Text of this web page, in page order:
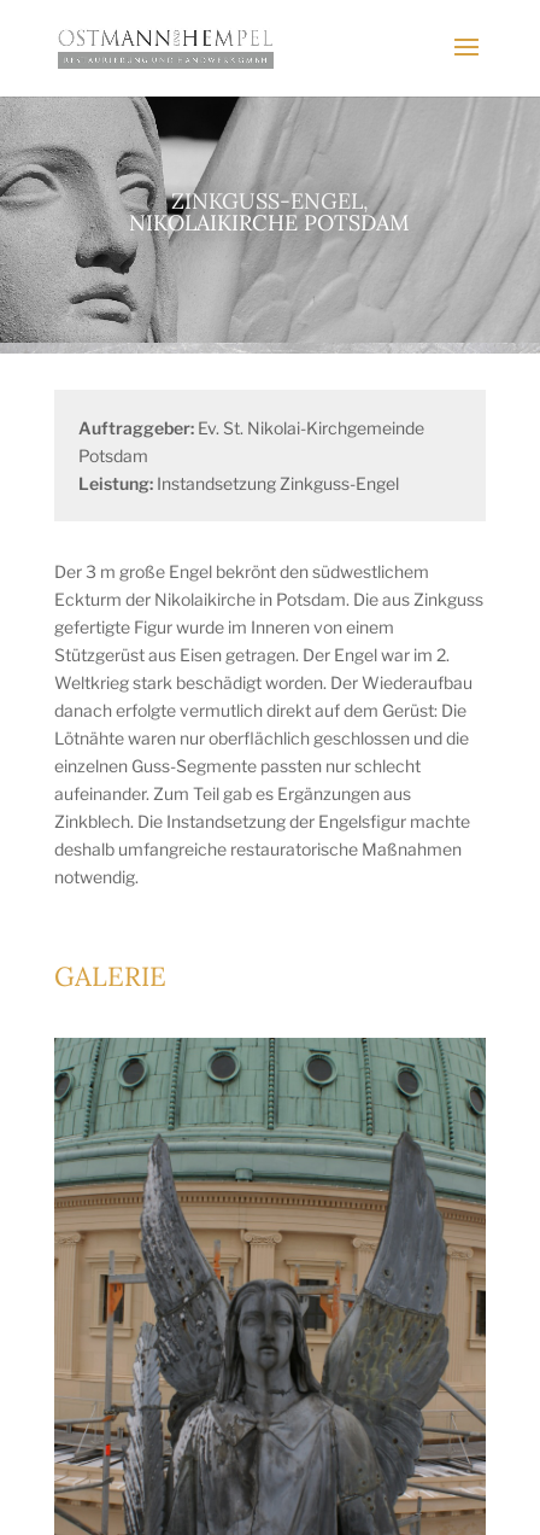
ZINKGUSS-ENGEL,
NIKOLAIKIRCHE POTSDAM
Auftraggeber: Ev. St. Nikolai-Kirchgemeinde
Potsdam
Leistung:Instandsetzung Zinkguss-Engel
Der 3 m große Engel bekrönt den südwestlichem
Eckturm der Nikolaikirche in Potsdam. Die aus Zinkguss
gefertigte Figur wurde im Inneren von einem
Stützgerüst aus Eisen getragen. Der Engel war im 2.
Weltkrieg stark beschädigt worden. Der Wiederaufbau
danach erfolgte vermutlich direkt auf dem Gerüst: Die
Lötnähte waren nur oberflächlich geschlossen und die
einzelnen Guss-Segmente passten nur schlecht
aufeinander. Zum Teil gab es Ergänzungen aus
Zinkblech. Die Instandsetzung der Engelsfigur machte
deshalb umfangreiche restauratorische Maßnahmen
notwendig.
GALERIE